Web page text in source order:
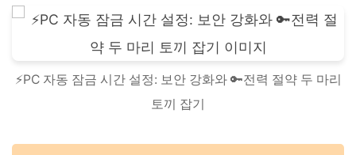
⚡️PC 자동 잠금 시간 설정: 보안 강화와 🔑전력 절약 두 마리
토끼 잡기